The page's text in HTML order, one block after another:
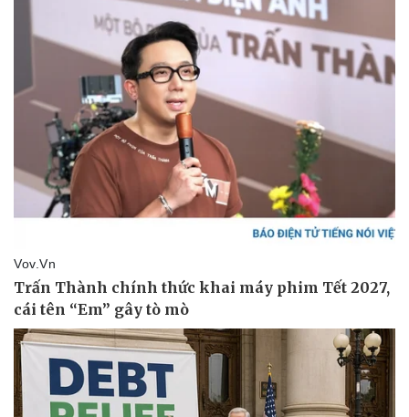
Thể thao
Lịch thi đấu bóng đá
Thế giới thể thao
eSports
Hậu trường
Ô tô - Xe máy
Xe máy
Tư vấn